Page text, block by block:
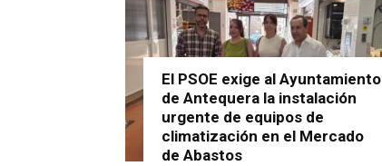
El PSOE exige al Ayuntamiento
de Antequera la instalación
urgente de equipos de
climatización en el Mercado
de Abastos